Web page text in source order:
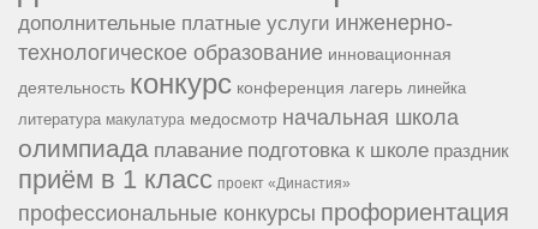
дополнительные платные услуги инженерно-
технологическое образование инновационная
деятельность конкурс конференция лагерь линейка
литература макулатура медосмотр начальная школа
олимпиада плавание подготовка к школе праздник
приём в 1 класс проект «Династия»
профессиональные конкурсы профориентация